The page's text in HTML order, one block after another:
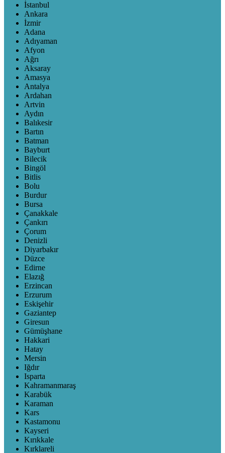
İstanbul
Ankara
İzmir
Adana
Adıyaman
Afyon
Ağrı
Aksaray
Amasya
Antalya
Ardahan
Artvin
Aydın
Balıkesir
Bartın
Batman
Bayburt
Bilecik
Bingöl
Bitlis
Bolu
Burdur
Bursa
Çanakkale
Çankırı
Çorum
Denizli
Diyarbakır
Düzce
Edirne
Elazığ
Erzincan
Erzurum
Eskişehir
Gaziantep
Giresun
Gümüşhane
Hakkari
Hatay
Mersin
Iğdır
Isparta
Kahramanmaraş
Karabük
Karaman
Kars
Kastamonu
Kayseri
Kırıkkale
Kırklareli